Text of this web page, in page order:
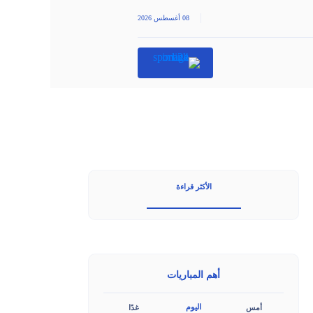
08 أغسطس 2026
الأكثر قراءة
أهم المباريات
أمس اليوم غدًا